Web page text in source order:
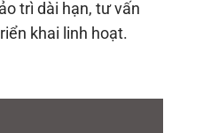
trì dài hạn, tư vấn
khai linh hoạt.